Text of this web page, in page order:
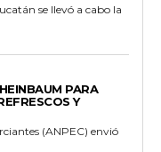
se llevó a cabo la
PARA
Y
(ANPEC) envió